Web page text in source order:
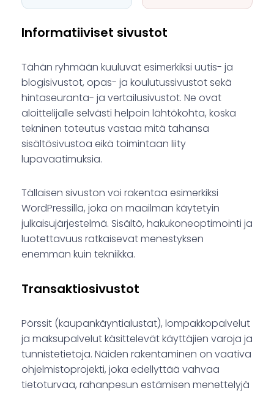
Informatiiviset sivustot
Tähän ryhmään kuuluvat esimerkiksi uutis- ja
blogisivustot, opas- ja koulutussivustot sekä
hintaseuranta- ja vertailusivustot. Ne ovat
aloittelijalle selvästi helpoin lähtökohta, koska
tekninen toteutus vastaa mitä tahansa
sisältösivustoa eikä toimintaan liity
lupavaatimuksia.
Tällaisen sivuston voi rakentaa esimerkiksi
WordPressillä, joka on maailman käytetyin
julkaisujärjestelmä. Sisältö, hakukoneoptimointi ja
luotettavuus ratkaisevat menestyksen
enemmän kuin tekniikka.
Transaktiosivustot
Pörssit (kaupankäyntialustat), lompakkopalvelut
ja maksupalvelut käsittelevät käyttäjien varoja ja
tunnistetietoja. Näiden rakentaminen on vaativa
ohjelmistoprojekti, joka edellyttää vahvaa
tietoturvaa, rahanpesun estämisen menettelyjä